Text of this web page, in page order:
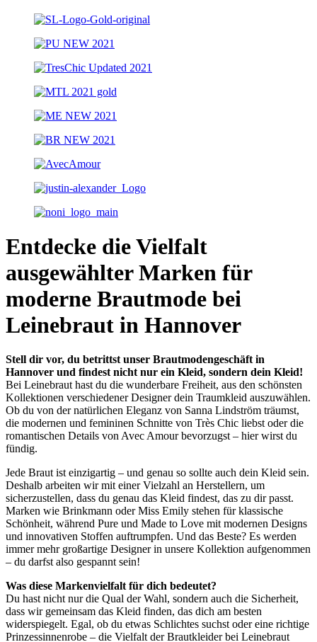
Entdecke die Vielfalt
ausgewählter Marken für
moderne Brautmode bei
Leinebraut in Hannover
Stell dir vor, du betrittst unser Brautmodengeschäft in
Hannover und findest nicht nur ein Kleid, sondern dein Kleid!
Bei Leinebraut hast du die wunderbare Freiheit, aus den schönsten
Kollektionen verschiedener Designer dein Traumkleid auszuwählen.
Ob du von der natürlichen Eleganz von Sanna Lindström träumst,
die modernen und femininen Schnitte von Très Chic liebst oder die
romantischen Details von Avec Amour bevorzugst – hier wirst du
fündig.
Jede Braut ist einzigartig – und genau so sollte auch dein Kleid sein.
Deshalb arbeiten wir mit einer Vielzahl an Herstellern, um
sicherzustellen, dass du genau das Kleid findest, das zu dir passt.
Marken wie Brinkmann oder Miss Emily stehen für klassische
Schönheit, während Pure und Made to Love mit modernen Designs
und innovativen Stoffen auftrumpfen. Und das Beste? Es werden
immer mehr großartige Designer in unsere Kollektion aufgenommen
– du darfst also gespannt sein!
Was diese Markenvielfalt für dich bedeutet?
Du hast nicht nur die Qual der Wahl, sondern auch die Sicherheit,
dass wir gemeinsam das Kleid finden, das dich am besten
widerspiegelt. Egal, ob du etwas Schlichtes suchst oder eine richtige
Prinzessinnenrobe – die Vielfalt der Brautkleider bei Leinebraut